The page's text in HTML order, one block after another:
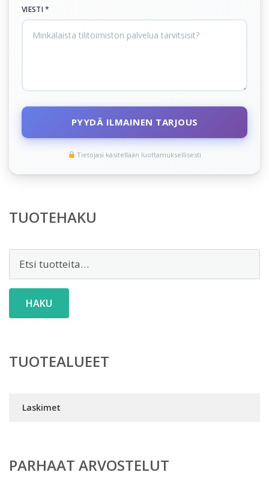
VIESTI *
PYYDÄ ILMAINEN TARJOUS
Tietojasi käsitellään luottamuksellisesti
TUOTEHAKU
Etsi:
HAKU
TUOTEALUEET
Laskimet
PARHAAT ARVOSTELUT